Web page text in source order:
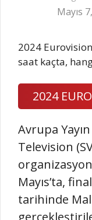
Mayıs
2024
saat kaçta,
2024
Avrupa
Television
Mayıs’ta,
tarihinde